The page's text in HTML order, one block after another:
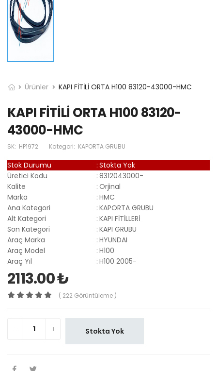
Ürünler KAPI FİTİLİ ORTA H100 83120-43000-HMC
KAPI FİTİLİ ORTA H100 83120-
43000-HMC
SK: HP1972 Kategori: KAPORTA GRUBU
Stok Durumu : Stokta Yok
Üretici Kodu
: 8312043000-
Kalite
: Orjinal
Marka
: HMC
Ana Kategori
: KAPORTA GRUBU
Alt Kategori
: KAPI FİTİLLERİ
Son Kategori
: KAPI GRUBU
Araç Marka
: HYUNDAI
Araç Model
: H100
Araç Yıl
: H100 2005-
2113.00 ₺
( 222 Görüntüleme )
Stokta Yok